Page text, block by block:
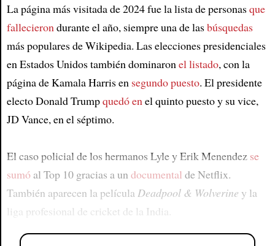
Article
La página más visitada de 2024 fue la lista de personasque
fallecieron durante el año, siempre una de lasbúsquedas
más populares de Wikipedia. Las elecciones presidenciales
en Estados Unidos también dominaron el listado, con la
página de Kamala Harris en segundo puesto. El presidente
electo Donald Trumpquedó en el quinto puesto y su vice,
JD Vance, en el séptimo.
El caso policial de los hermanos Lyle y Erik Menendez se
sumóal Top 10 gracias a un documental de Netflix.
También aparecen la película Deadpool & Wolverine y la
liga profesional de cricket de la India.